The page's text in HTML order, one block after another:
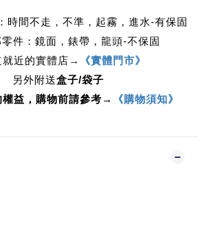
時間不走，不準，起霧，進水-有保固
零件：鏡面，錶帶，龍頭-不保固
就近的實體店 →
《實體門市》
另外附送盒子/袋子
權益，購物前請參考→
《購物須知》